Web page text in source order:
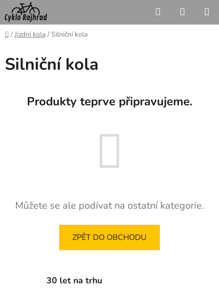
Přejít
na
obsah
Hledat
KOŠÍK
Domů
/ Jízdní kola / Silniční kola
Silniční kola
Produkty teprve připravujeme.
Můžete se ale podívat na ostatní kategorie.
ZPĚT DO OBCHODU
30 let na trhu